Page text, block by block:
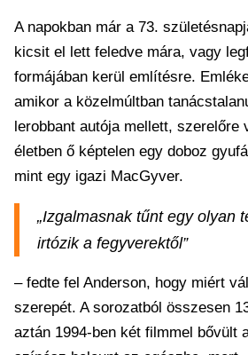
A napokban már a 73.
kicsit el lett feledve mára, vagy
formájában kerül említésre.
amikor a közelmúltban
lerobbant autója mellett, szerelőre
életben ő képtelen egy doboz
mint egy igazi MacGyver.
„Izgalmasnak tűnt egy olyan
irtózik a fegyverektől”
– fedte fel Anderson, hogy miért
szerepét. A sorozatból összesen
aztán 1994-ben két filmmel bővült